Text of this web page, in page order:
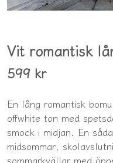
Vit romantisk
599 kr
En lång romantisk
offwhite ton med
smock i midjan. En
midsommar,
sommarkvällar med